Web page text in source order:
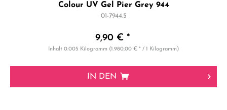
Colour UV Gel Pier Grey 944
01-7944.5
9,90 € *
Inhalt0.005 Kilogramm (1.980,00 € * / 1 Kilogramm)
IN DEN